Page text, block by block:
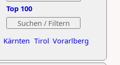
Kärnten Tirol Vorarlberg
Top 100